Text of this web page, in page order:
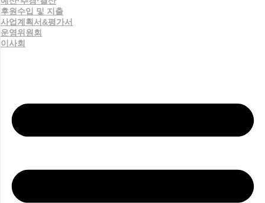
후원수입 및 지출
사업계획서&평가서
운영위원회
이사회